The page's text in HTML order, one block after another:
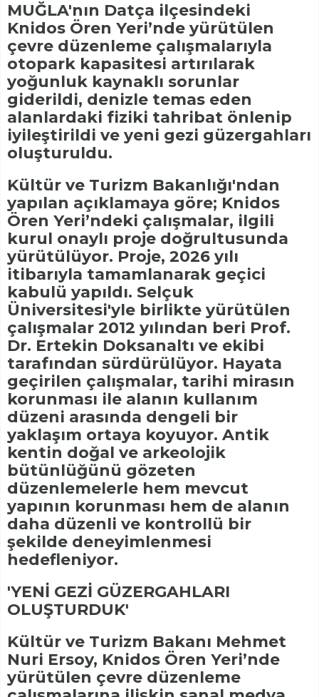
MUĞLA'nın Datça ilçesindeki
Knidos Ören Yeri’nde yürütülen
çevre düzenleme çalışmalarıyla
otopark kapasitesi artırılarak
yoğunluk kaynaklı sorunlar
giderildi, denizle temas eden
alanlardaki fiziki tahribat önlenip
iyileştirildi ve yeni gezi güzergahları
oluşturuldu.
Kültür ve Turizm Bakanlığı'ndan
yapılan açıklamaya göre; Knidos
Ören Yeri’ndeki çalışmalar, ilgili
kurul onaylı proje doğrultusunda
yürütülüyor. Proje, 2026 yılı
itibarıyla tamamlanarak geçici
kabulü yapıldı. Selçuk
Üniversitesi'yle birlikte yürütülen
çalışmalar 2012 yılından beri Prof.
Dr. Ertekin Doksanaltı ve ekibi
tarafından sürdürülüyor. Hayata
geçirilen çalışmalar, tarihi mirasın
korunması ile alanın kullanım
düzeni arasında dengeli bir
yaklaşım ortaya koyuyor. Antik
kentin doğal ve arkeolojik
bütünlüğünü gözeten
düzenlemelerle hem mevcut
yapının korunması hem de alanın
daha düzenli ve kontrollü bir
şekilde deneyimlenmesi
hedefleniyor.
'YENİ GEZİ GÜZERGAHLARI
OLUŞTURDUK'
Kültür ve Turizm Bakanı Mehmet
Nuri Ersoy, Knidos Ören Yeri’nde
yürütülen çevre düzenleme